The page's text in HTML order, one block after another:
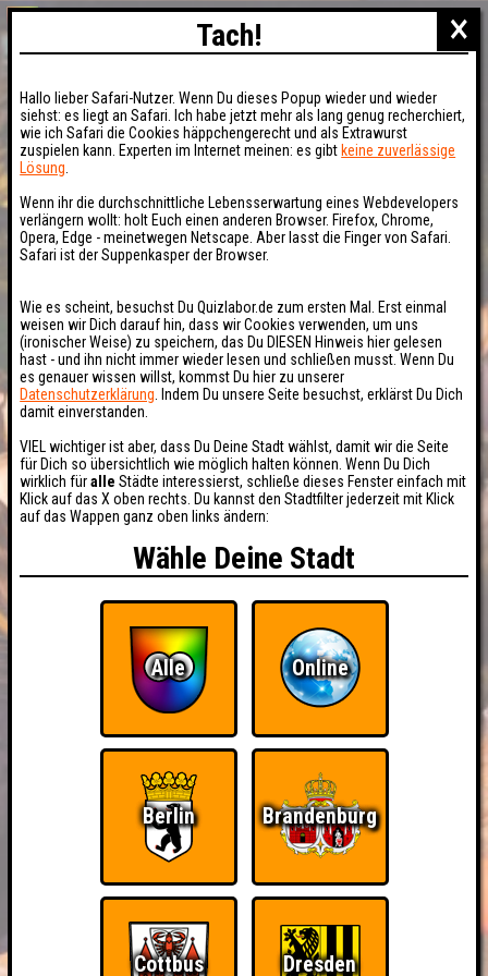
×
Tach!
Hallo lieber Safari-Nutzer. Wenn Du dieses Popup wieder und wieder
siehst: es liegt an Safari. Ich habe jetzt mehr als lang genug recherchiert,
wie ich Safari die Cookies häppchengerecht und als Extrawurst
zuspielen kann. Experten im Internet meinen: es gibt keine zuverlässige
Lösung
Wenn ihr die durchschnittliche Lebensserwartung eines Webdevelopers
verlängern wollt: holt Euch einen anderen Browser. Firefox, Chrome,
Opera, Edge - meinetwegen Netscape. Aber lasst die Finger von Safari.
Safari ist der Suppenkasper der Browser.
Wie es scheint, besuchst Du Quizlabor.de zum ersten Mal. Erst einmal
weisen wir Dich darauf hin, dass wir Cookies verwenden, um uns
(ironischer Weise) zu speichern, das Du DIESEN Hinweis hier gelesen
hast - und ihn nicht immer wieder lesen und schließen musst. Wenn Du
es genauer wissen willst, kommst Du hier zu unserer
Datenschutzerklärung . Indem Du unsere Seite besuchst, erklärst Du Dich
damit einverstanden.
VIEL wichtiger ist aber, dass Du Deine Stadt wählst, damit wir die Seite
für Dich so übersichtlich wie möglich halten können. Wenn Du Dich
wirklich füralle Städte interessierst, schließe dieses Fenster einfach mit
Klick auf das X oben rechts. Du kannst den Stadtfilter jederzeit mit Klick
auf das Wappen ganz oben links ändern:
Wähle Deine Stadt
Alle Online
Berlin Brandenburg
Cottbus Dresden